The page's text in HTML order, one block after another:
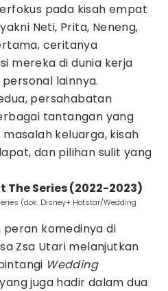
pada kisah empat
Neti, Prita, Neneng,
ceritanya
mereka di dunia kerja
lainnya.
persahabatan
tantangan yang
keluarga, kisah
dan pilihan sulit yang
The Series (2022-2023)
(dok. Disney+ Hotstar/Wedding
peran komedinya di
Zsa Utari melanjutkan
Wedding
juga hadir dalam dua